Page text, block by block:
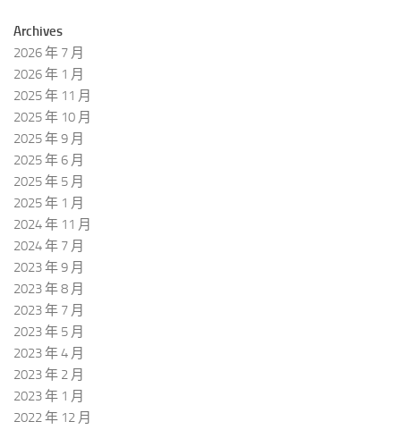
Archives
2026 年 7 月
2026 年 1 月
2025 年 11 月
2025 年 10 月
2025 年 9 月
2025 年 6 月
2025 年 5 月
2025 年 1 月
2024 年 11 月
2024 年 7 月
2023 年 9 月
2023 年 8 月
2023 年 7 月
2023 年 5 月
2023 年 4 月
2023 年 2 月
2023 年 1 月
2022 年 12 月